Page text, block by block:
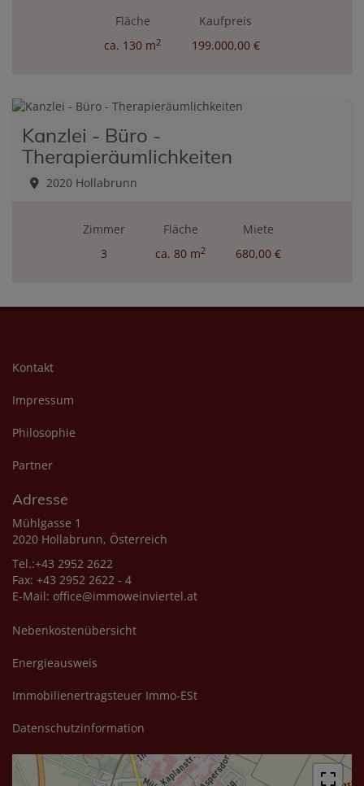
Fläche
ca. 130 m2
Kaufpreis
199.000,00 €
Kanzlei - Büro -
Therapieräumlichkeiten
2020 Hollabrunn
Zimmer
3
Fläche
ca. 80 m2
Miete
680,00 €
Kontakt
Impressum
Philosophie
Partner
Adresse
Mühlgasse 1
2020 Hollabrunn, Österreich
Tel.:+43 2952 2622
Fax: +43 2952 2622 - 4
E-Mail: office@immoweinviertel.at
Nebenkostenübersicht
Energieausweis
Immobilienertragsteuer Immo-ESt
Datenschutzinformation